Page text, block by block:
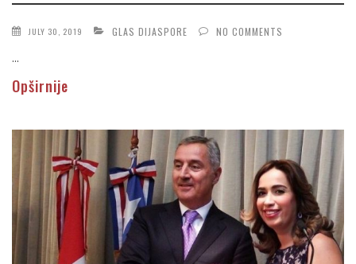
JULY 30, 2019 GLAS DIJASPORE NO COMMENTS
...
Opširnije